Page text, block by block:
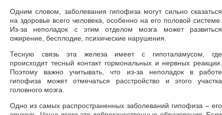
Одним словом, заболевания гипофиза могут сильно сказаться
на здоровье всего человека, особенно на его половой системе.
Из-за неполадок с этим отделом мозга может развиться
ожирение, бесплодие, психические нарушения.
Тесную связь эта железа имеет с гипоталамусом, где
происходит тесный контакт гормональных и нервных реакции.
Поэтому важно учитывать, что из-за неполадок в работе
гипофиза может отмечаться расстройство и этого участка
головного мозга.
Одно из самых распространенных заболеваний гипофиза – его